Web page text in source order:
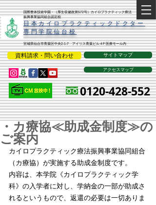
​国際整体技術学園・（厚生収健政第572号）カイロプラクティック療法
振興事業協同組合認定校
​日本カイロプラクティックドクター
専門学院仙台校
宮城県仙台市青葉区中央2-1-7 アイリス青葉ビル４F 医療モール内
資料請求・問い合わせ サイトマップ
アクセスマップ
0120-428-552
・カ療協≪助成金制度≫の
ご案内
カイロプラクティック療法振興事業協同組合
（カ療協）が実施する助成金制度です。
内容は、本学院《カイロプラクティック学
科》の入学者に対し、学納金の一部が助成さ
れるというもので、返還の必要は一切ありま